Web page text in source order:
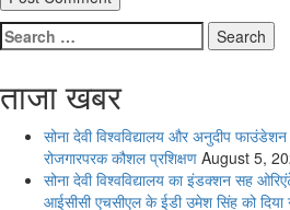
Search
for:
ताजा खबर
सोना देवी विश्वविद्यालय और अनुदीप फाउंडेशन
रोजगारपरक कौशल प्रशिक्षण August 5,
सोना देवी विश्वविद्यालय का इंडक्शन सह
आईसीसी एचसीएल के ईडी उमेश सिंह को